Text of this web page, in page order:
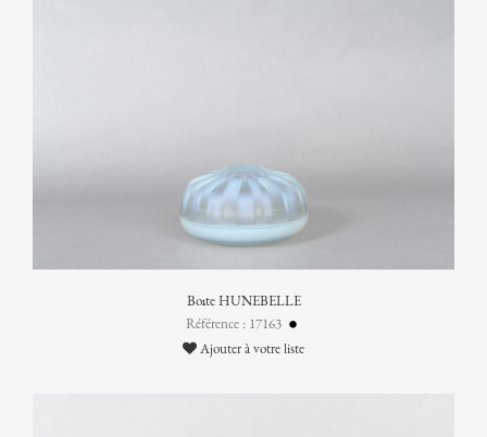
Boîte HUNEBELLE
Référence : 17163
Ajouter à votre liste